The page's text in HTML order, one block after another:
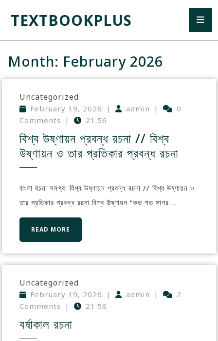
TEXTBOOKPLUS
Month: February 2026
Uncategorized
February 19, 2026 | admin |
0
Comments
| 21:56
বিশ্ব উষ্ণায়ন প্রবন্ধ রচনা // বিশ্ব
উষ্ণায়ন ও তার প্রতিকার প্রবন্ধ রচনা
বাংলা রচনা সমগ্র: বিশ্ব উষ্ণায়ন প্রবন্ধ রচনা // বিশ্ব উষ্ণায়ন ও
তার প্রতিকার প্রবন্ধ রচনা বিশ্ব উষ্ণায়ন “কত শত সাগর ...
READ MORE
Uncategorized
February 19, 2026 | admin |
2
Comments
| 21:56
বর্ষাকাল রচনা